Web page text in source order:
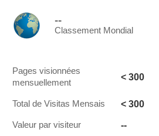
--
Classement Mondial
Pages visionnées
mensuellement
< 300
Total de Visitas Mensais < 300
Valeur par visiteur --